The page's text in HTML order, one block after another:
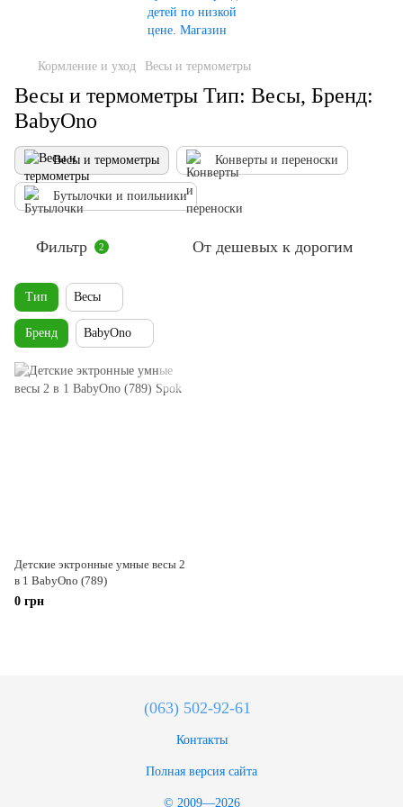
Кормление и уход Весы и термометры
Весы и термометры Тип: Весы, Бренд:
BabyOno
Весы и термометры Конверты и переноски
Бутылочки и поильники
Фильтр 2 От дешевых к дорогим
Тип Весы
Бренд BabyOno
Детские эктронные умные весы 2
в 1 BabyOno (789)
0 грн
(063) 502-92-61
Контакты
Полная версия сайта
© 2009—2026